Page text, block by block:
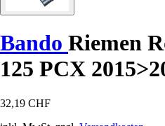
Bando Riemen
125 PCX
32,19 CHF